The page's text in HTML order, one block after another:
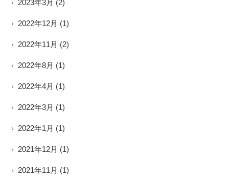
2023年3月 (2)
2022年12月 (1)
2022年11月 (2)
2022年8月 (1)
2022年4月 (1)
2022年3月 (1)
2022年1月 (1)
2021年12月 (1)
2021年11月 (1)